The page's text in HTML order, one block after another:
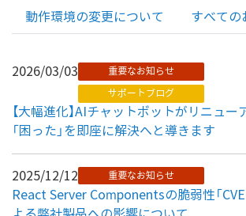
動作環境の変更について すべての
2026/03/03
重要なお知らせ
サポートブログ
【大幅進化】AIチャットボットがリニュ
「困った」を即座に解決へと導きます
2025/12/12 重要なお知らせ
React Server Componentsの脆弱性「